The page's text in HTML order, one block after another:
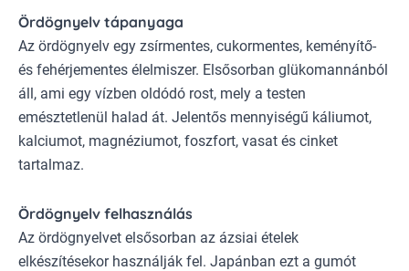
Ördögnyelv tápanyaga
Az ördögnyelv egy zsírmentes, cukormentes, keményítő-
és fehérjementes élelmiszer. Elsősorban glükomannánból
áll, ami egy vízben oldódó rost, mely a testen
emésztetlenül halad át. Jelentős mennyiségű káliumot,
kalciumot, magnéziumot, foszfort, vasat és cinket
tartalmaz.
Ördögnyelv felhasználás
Az ördögnyelvet elsősorban az ázsiai ételek
elkészítésekor használják fel. Japánban ezt a gumót